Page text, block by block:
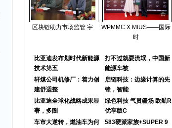
区块链助力市场监管 宇
WPMMC X MIUS——国际
时
比亚迪发布划时代新能源
技术第五
打不过就耍流氓，中国新
能源车被
轩煤公司机修厂：着力创
建舒适整
启链科技：边缘计算的先
锋，智能
比亚迪全球化战略成果显
著，多圈
绿色科技 气贯疆场 欧航R
优享版C
车市大逆转，燃油车为何
583硬派家族+SUPER 9